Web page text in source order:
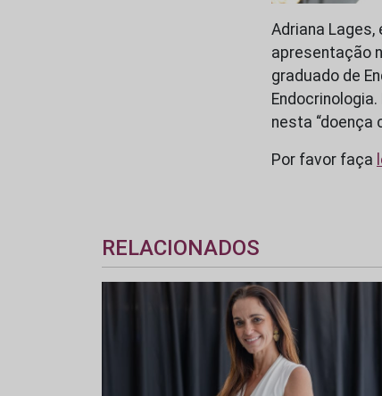
Adriana
apresentação
graduado de
nesta “doença
Por favor faça
RELACIONADOS